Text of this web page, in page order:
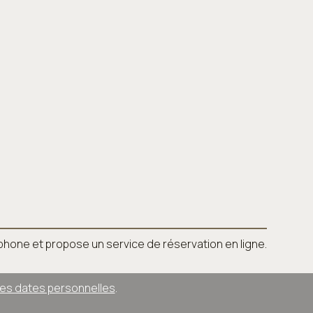
et propose un service de réservation en ligne.
dates personnelles.